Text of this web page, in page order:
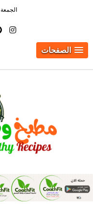
الجمعة 7 أغسطس 2026
الصفحات